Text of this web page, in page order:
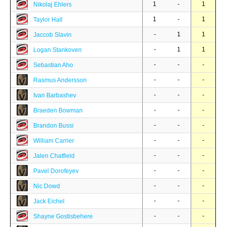
Nikolaj Ehlers 1 - 1
Taylor Hall 1 - 1
Jaccob Slavin - 1 1
Logan Stankoven - 1 1
Sebastian Aho - - -
Rasmus Andersson - - -
Ivan Barbashev - - -
Braeden Bowman - - -
Brandon Bussi - - -
William Carrier - - -
Jalen Chatfield - - -
Pavel Dorofeyev - - -
Nic Dowd - - -
Jack Eichel - - -
Shayne Gostisbehere - - -